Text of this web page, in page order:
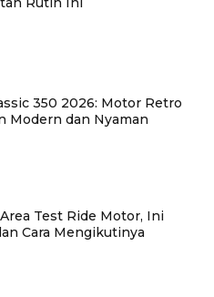
350 2026: Motor Retro
Modern dan Nyaman
Test Ride Motor, Ini
Cara Mengikutinya